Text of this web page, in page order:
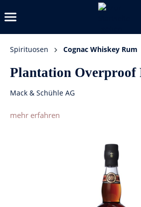
Spirituosen Cognac Whiskey Rum
Plantation Overproof
Mack & Schühle AG
mehr erfahren